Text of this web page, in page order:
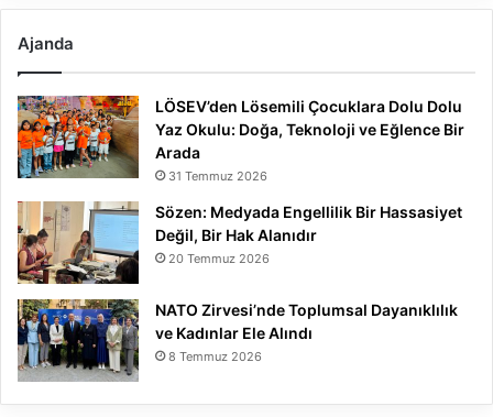
Ajanda
LÖSEV’den Lösemili Çocuklara Dolu Dolu
Yaz Okulu: Doğa, Teknoloji ve Eğlence Bir
Arada
31 Temmuz 2026
Sözen: Medyada Engellilik Bir Hassasiyet
Değil, Bir Hak Alanıdır
20 Temmuz 2026
NATO Zirvesi’nde Toplumsal Dayanıklılık
ve Kadınlar Ele Alındı
8 Temmuz 2026